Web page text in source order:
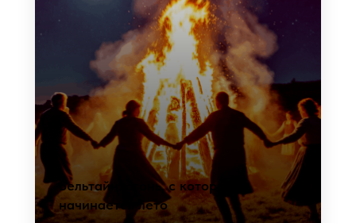
Бельтайн: огонь, с которого
начинается лето